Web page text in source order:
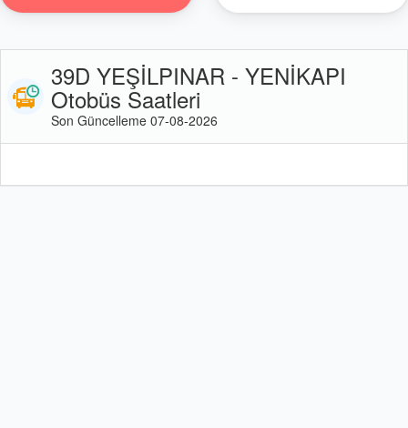
39D YEŞİLPINAR - YENİKAPI
Otobüs Saatleri
Son Güncelleme 07-08-2026